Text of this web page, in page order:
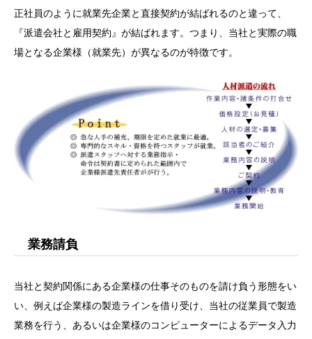
正社員のように就業先企業と直接契約が結ばれるのと違って、
『派遣会社と雇用契約』が結ばれます。つまり、当社と実際の職
場となる企業様（就業先）が異なるのが特徴です。
業務請負
当社と契約関係にある企業様の仕事そのものを請け負う形態をい
い、例えば企業様の製造ラインを借り受け、当社の従業員で製造
業務を行う、あるいは企業様のコンピューターによるデータ入力